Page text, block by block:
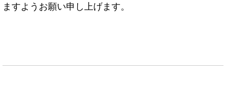
ますようお願い申し上げます。